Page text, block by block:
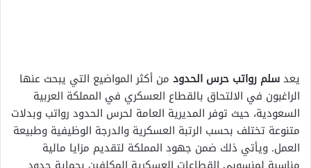
يعدسلم رواتب حرس الحدود من أكثر المواضيع التي يبحث عنها
الراغبون في الالتحاق بالقطاع العسكري في المملكة العربية
السعودية، حيث توفر المديرية العامة لحرس الحدود رواتب وبدلات
متنوعة تختلف بحسب الرتبة العسكرية والدرجة الوظيفية وطبيعة
العمل. ويأتي ذلك ضمن جهود المملكة لتقديم مزايا مالية